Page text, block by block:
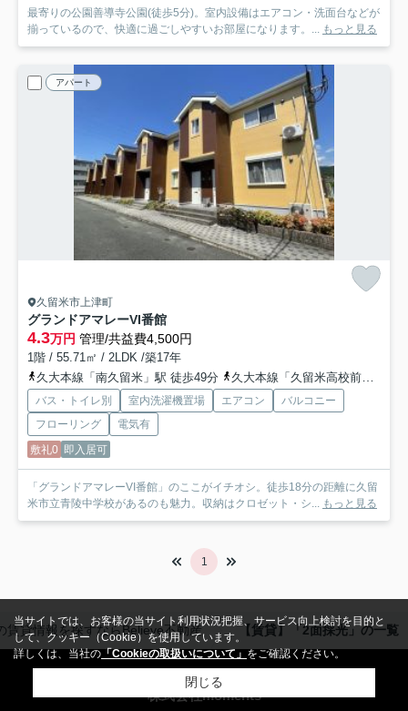
最寄りの公園善導寺公園(徒歩5分)。室内設備はエアコン・洗面台などが
揃っているので、快適に過ごしやすいお部屋になります。...
もっと見る
アパート
久留米市上津町
グランドアマレーVI番館
4.3万円 管理/共益費4,500円
1階 / 55.71㎡ / 2LDK /築17年
久大本線「南久留米」駅 徒歩49分
久大本線「久留米高校前」駅 徒歩55分
バス・トイレ別 室内洗濯機置場 エアコン
バルコニー
フローリング
電気有
敷礼0 即入居可
「グランドアマレーVI番館」のここがイチオシ。徒歩18分の距離に久留
米市立青陵中学校があるのも魅力。収納はクロゼット・シ... もっと見る
1
賃貸情報を探すならBelieve不動産 【賃貸】「2面採光」の一覧
株式会社moments
当サイトでは、お客様の当サイト利用状況把握、サービス向上検討を目的と
して、クッキー（Cookie）を使用しています。
詳しくは、当社の 「Cookieの取扱いについて」 をご確認ください。
閉じる